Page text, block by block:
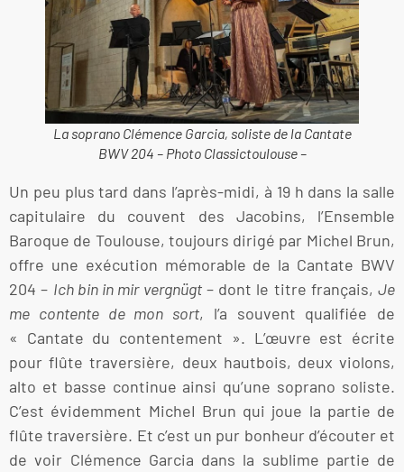
La soprano Clémence Garcia, soliste de la Cantate
BWV 204 – Photo Classictoulouse –
Un peu plus tard dans l’après-midi, à 19 h dans la salle
capitulaire du couvent des Jacobins, l’Ensemble
Baroque de Toulouse, toujours dirigé par Michel Brun,
offre une exécution mémorable de la Cantate BWV
204 – Ich bin in mir vergnügt– dont le titre français, Je
me contente de mon sort, l’a souvent qualifiée de
« Cantate du contentement ». L’œuvre est écrite
pour flûte traversière, deux hautbois, deux violons,
alto et basse continue ainsi qu’une soprano soliste.
C’est évidemment MicheI Brun qui joue la partie de
flûte traversière. Et c’est un pur bonheur d’écouter et
de voir Clémence Garcia dans la sublime partie de